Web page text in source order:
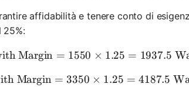
affidabilità e tenere conto di
25%:
\text{Running Watts
Margin = 1550 × 1.25 = 1937.5
\text{Starting Watts with
Margin = 3350 × 1.25 = 4187.5